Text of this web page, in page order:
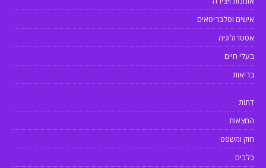
אישים וסלבריטאים
אסטרולוגיה
בעלי חיים
בריאות
דתות
המצאות
חוק ומשפט
כלבים